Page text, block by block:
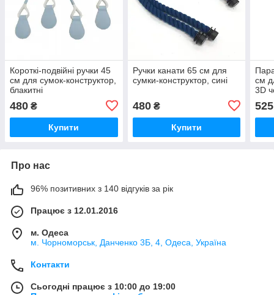
Короткі-подвійні ручки 45
см для сумок-конструктор,
блакитні
480 ₴
Купити
Ручки канати 65 см для
сумки-конструктор, сині
480₴
Купити
см
3D
525
Про нас
96% позитивних з 140 відгуків за рік
Працює з 12.01.2016
м. Одеса
м. Чорноморськ, Данченко 3Б, 4, Одеса, Україна
Контакти
Сьогодні працює з 10:00 до 19:00